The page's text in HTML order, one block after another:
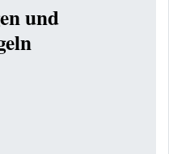
und